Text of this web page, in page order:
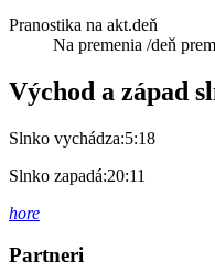
Pranostika na akt.deň
Na premenia /deň
Východ a západ
Slnko vychádza:5:18
Slnko zapadá:20:11
hore
Partneri